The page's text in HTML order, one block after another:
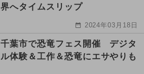
界へタイムスリップ
2024年03月18日
千葉市で恐竜フェス開催 デジタ
ル体験＆工作＆恐竜にエサやりも